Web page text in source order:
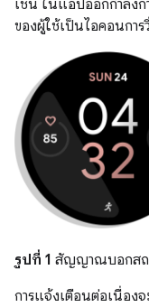
เช่น ในแอปออกกำลัง
ของผู้ใช้เป็นไอคอนกา
รูปที่ 1 สัญญาณบอกสถ
การแจ้งเตือนต่อเนื่อง